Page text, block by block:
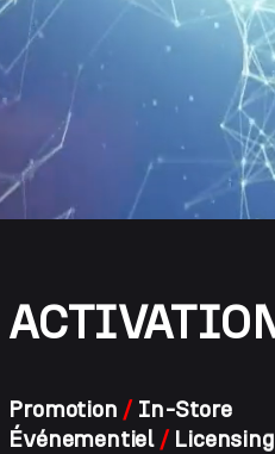
Promotion / In-Store
Événementiel /Licensing